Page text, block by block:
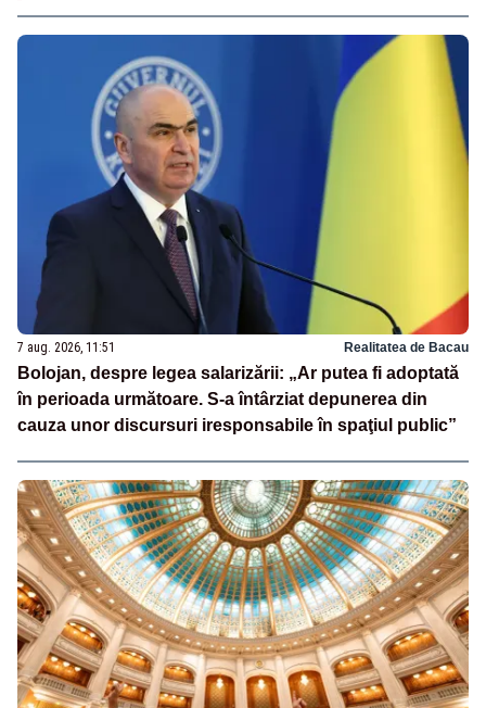
7 aug. 2026, 11:51 Realitatea de Bacau
Bolojan, despre legea salarizării: „Ar putea fi adoptată
în perioada următoare. S-a întârziat depunerea din
cauza unor discursuri iresponsabile în spaţiul public”